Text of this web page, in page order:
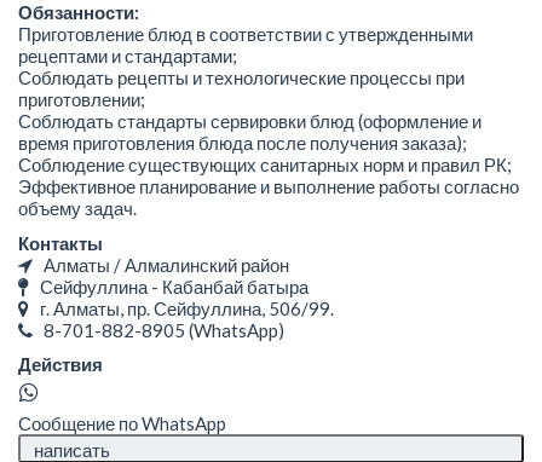
Обязанности:
Приготовление блюд в соответствии с утвержденными
рецептами и стандартами;
Соблюдать рецепты и технологические процессы при
приготовлении;
Соблюдать стандарты сервировки блюд (оформление и
время приготовления блюда после получения заказа);
Соблюдение существующих санитарных норм и правил РК;
Эффективное планирование и выполнение работы согласно
объему задач.
Контакты
Алматы / Алмалинский район
Сейфуллина - Кабанбай батыра
г. Алматы, пр. Сейфуллина, 506/99.
8-701-882-8905 (WhatsApp)
Действия
Сообщение по WhatsApp
написать